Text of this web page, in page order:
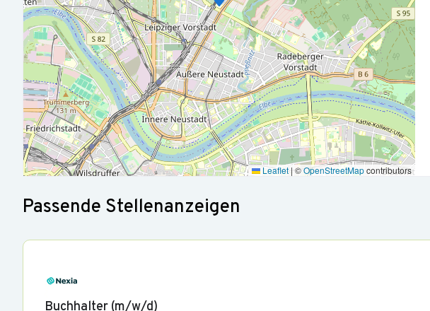
Entwicklung & Arbeitskultur
Weiterbildungen unterstützen Ihre persönliche und fachliche Entwicklung.
Flexible Arbeitszeiten geben Ihnen Spielraum für Ihren Alltag.
Gemeinschaft & Highlights
Kostenfreie Getränke stehen für Sie bereit.
Kickertisch, Fitnessraum und ein Eltern‑Kind‑Zimmer machen den Standort besonders.
Gemeinsame Team‑Events runden das Angebot ab.
Leaflet|©OpenStreetMapcontributors
Passende Stellenanzeigen
Buchhalter (m/w/d)